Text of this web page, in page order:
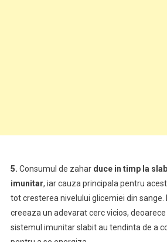
5. Consumul de zahar duce in timp la
imunitar, iar cauza principala pentru
tot cresterea nivelului glicemiei din sange.
creeaza un adevarat cerc vicios,
sistemul imunitar slabit au tendinta de a